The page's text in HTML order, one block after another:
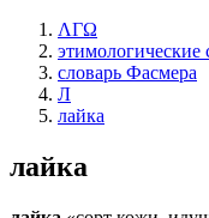
ΛΓΩ
этимологические
словарь Фасмера
Л
лайка
лайка